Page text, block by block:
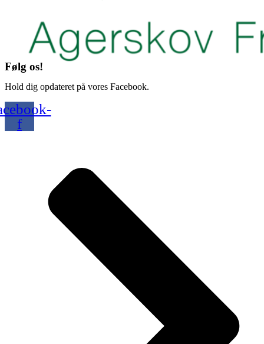
Følg os!
Hold dig opdateret på vores Facebook.
f